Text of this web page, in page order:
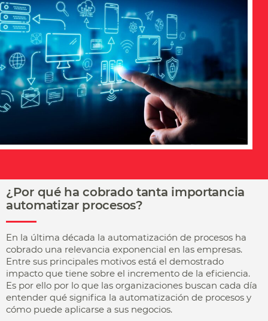
¿Por qué ha cobrado tanta importancia
automatizar procesos?
En la última década la automatización de procesos ha
cobrado una relevancia exponencial en las empresas.
Entre sus principales motivos está el demostrado
impacto que tiene sobre el incremento de la eficiencia.
Es por ello por lo que las organizaciones buscan cada día
entender qué significa la automatización de procesos y
cómo puede aplicarse a sus negocios.